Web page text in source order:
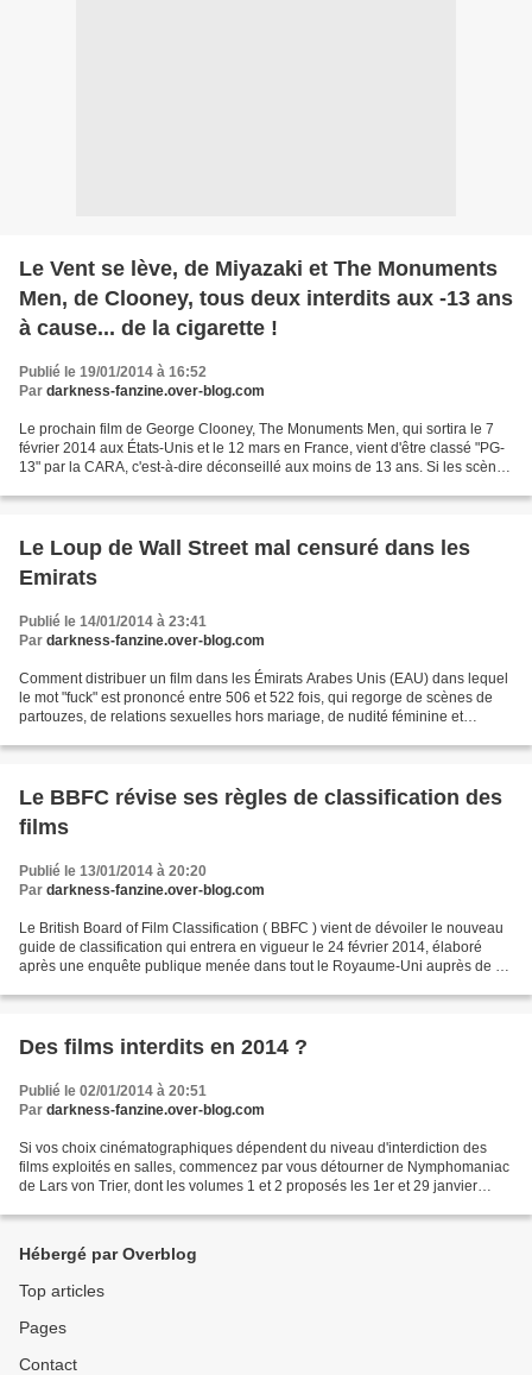
Le Vent se lève, de Miyazaki et The Monuments
Men, de Clooney, tous deux interdits aux -13 ans
à cause... de la cigarette !
Publié le 19/01/2014 à 16:52
Par darkness-fanzine.over-blog.com
Le prochain film de George Clooney, The Monuments Men, qui sortira le 7
février 2014 aux États-Unis et le 12 mars en France, vient d'être classé "PG-
13" par la CARA, c'est-à-dire déconseillé aux moins de 13 ans. Si les scènes
Le Loup de Wall Street mal censuré dans les
Emirats
Publié le 14/01/2014 à 23:41
Par darkness-fanzine.over-blog.com
Comment distribuer un film dans les Émirats Arabes Unis (EAU) dans lequel
le mot "fuck" est prononcé entre 506 et 522 fois, qui regorge de scènes de
partouzes, de relations sexuelles hors mariage, de nudité féminine et
Le BBFC révise ses règles de classification des
films
Publié le 13/01/2014 à 20:20
Par darkness-fanzine.over-blog.com
Le British Board of Film Classification ( BBFC ) vient de dévoiler le nouveau
guide de classification qui entrera en vigueur le 24 février 2014, élaboré
après une enquête publique menée dans tout le Royaume-Uni auprès de 10
Des films interdits en 2014 ?
Publié le 02/01/2014 à 20:51
Par darkness-fanzine.over-blog.com
Si vos choix cinématographiques dépendent du niveau d'interdiction des
films exploités en salles, commencez par vous détourner de Nymphomaniac
de Lars von Trier, dont les volumes 1 et 2 proposés les 1er et 29 janvier
Hébergé par Overblog
Top articles
Pages
Contact